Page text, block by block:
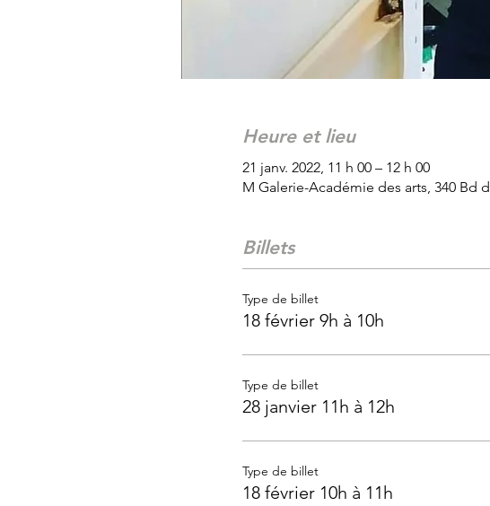
Heure et lieu
21 janv. 2022, 11 h 00 – 12 h 00
M Galerie-Académie des arts, 340 Bd
Billets
Type de billet
18 février 9h à 10h
Type de billet
28 janvier 11h à 12h
Type de billet
18 février 10h à 11h